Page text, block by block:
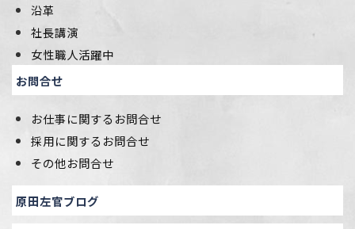
沿革
社長講演
女性職人活躍中
お問合せ
お仕事に関するお問合せ
採用に関するお問合せ
その他お問合せ
原田左官ブログ